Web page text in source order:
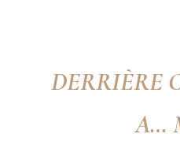
DERRIÈRE
A…